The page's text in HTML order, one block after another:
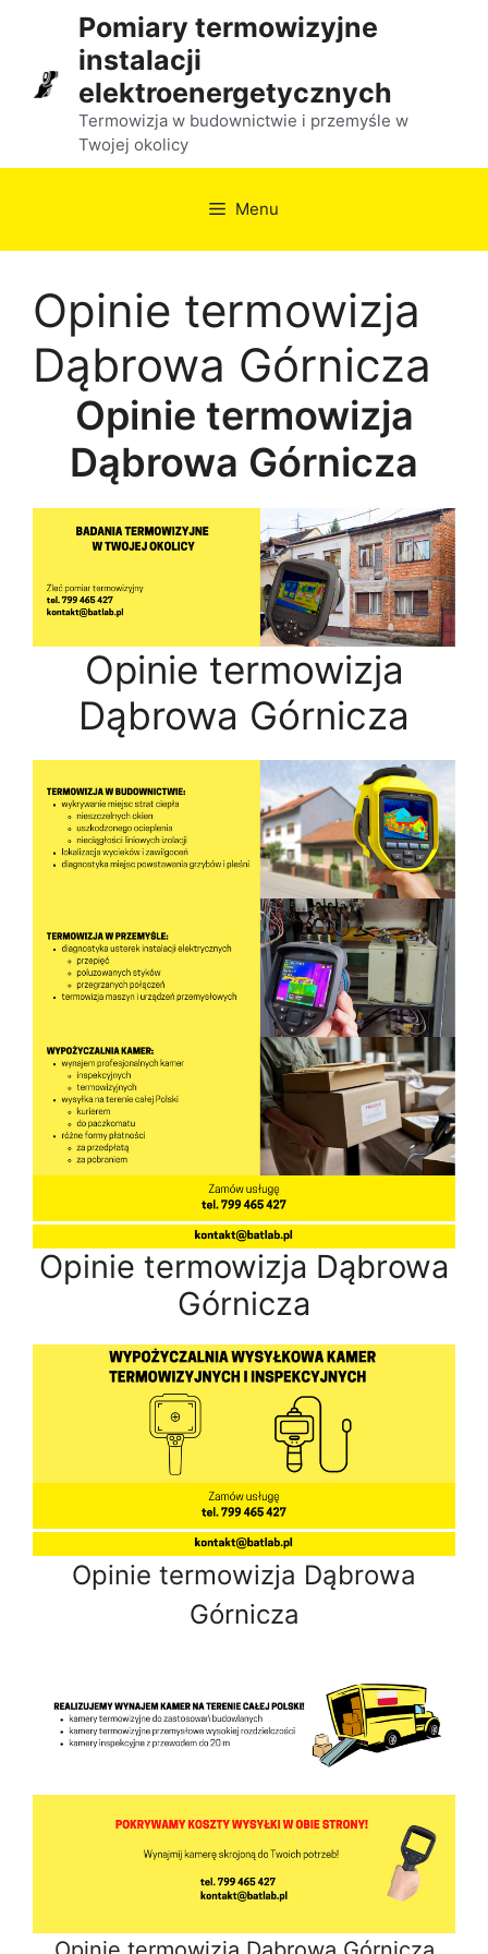
treści
Pomiary termowizyjne
instalacji
elektroenergetycznych
Termowizja w budownictwie i przemyśle w
Twojej okolicy
Menu
Opinie termowizja
Dąbrowa Górnicza
Opinie termowizja
Dąbrowa Górnicza
Opinie termowizja
Dąbrowa Górnicza
Opinie termowizja Dąbrowa
Górnicza
Opinie termowizja Dąbrowa
Górnicza